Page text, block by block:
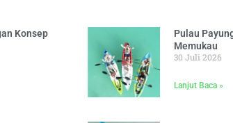
Konsep
Pulau
Memukau
30 Juli 2026
Lanjut Baca »